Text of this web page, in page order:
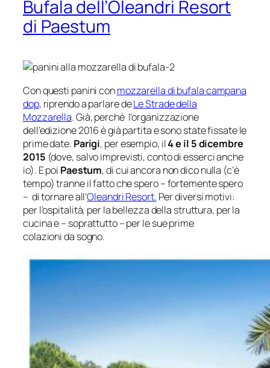
Bufala dell’Oleandri Resort
di Paestum
Con questi panini conmozzarella di bufala campana
dop, riprendo a parlare deLe Strade della
Mozzarella. Già, perché l’organizzazione
dell’edizione 2016 è già partita e sono state fissate le
prime date. Parigi, per esempio, il4 e il 5 dicembre
2015 (dove, salvo imprevisti, conto di esserci anche
io). E poi Paestum, di cui ancora non dico nulla (c’è
tempo) tranne il fatto che spero –fortemente spero
– di tornare all’Oleandri Resort. Per diversi motivi:
per l’ospitalità, per la bellezza della struttura, per la
cucina e – soprattutto – per le sue prime
colazioni da sogno.